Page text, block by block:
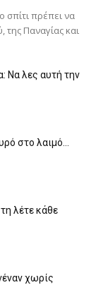
σπίτι πρέπει να
της Παν­αγίας και
Να λες αυτή την
στο λαιμό…
λέτε κάθε
χωρίς